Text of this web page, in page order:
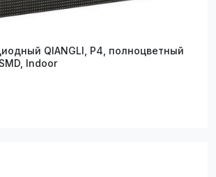
QIANGLI, P4, полноцветный
Indoor